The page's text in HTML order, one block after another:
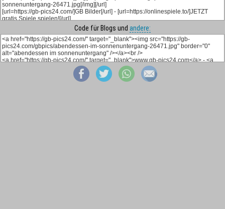
Code für Blogs und andere: